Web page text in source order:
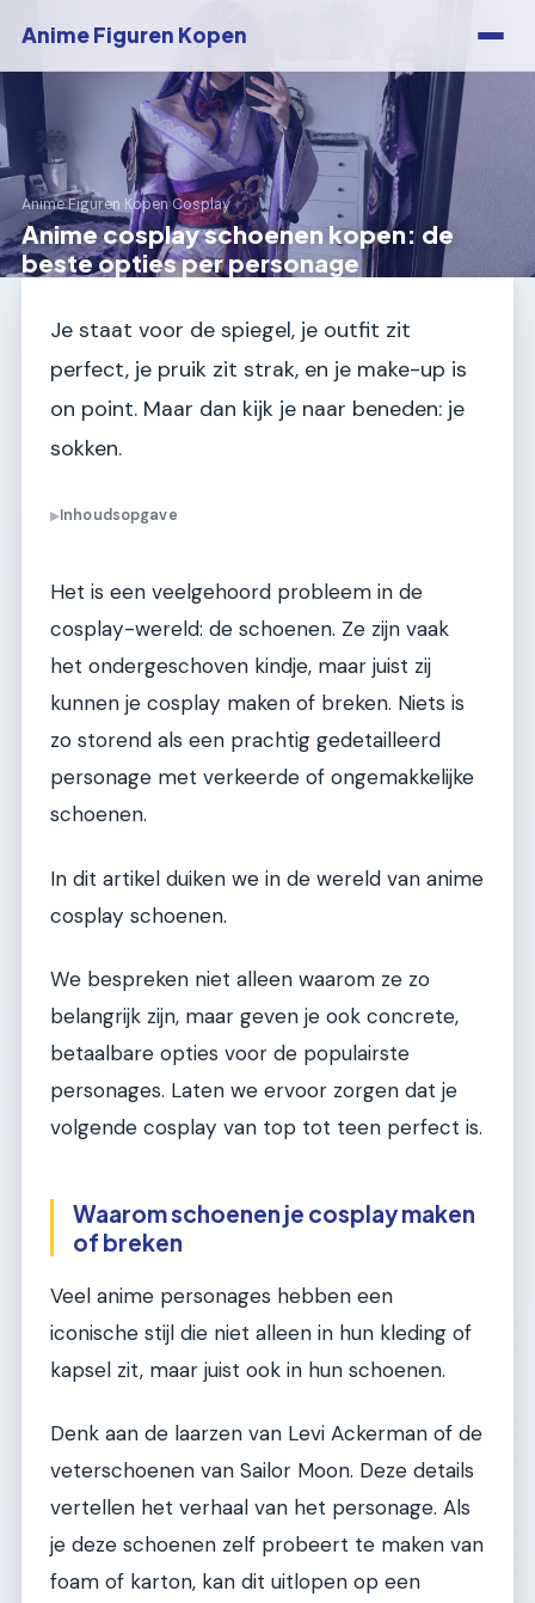
Anime Figuren Kopen
Anime Figuren Kopen›Cosplay
Anime cosplay schoenen kopen: de
beste opties per personage
Je staat voor de spiegel, je outfit zit
perfect, je pruik zit strak, en je make-up is
on point. Maar dan kijk je naar beneden: je
sokken.
▶Inhoudsopgave
Het is een veelgehoord probleem in de
cosplay-wereld: de schoenen. Ze zijn vaak
het ondergeschoven kindje, maar juist zij
kunnen je cosplay maken of breken. Niets is
zo storend als een prachtig gedetailleerd
personage met verkeerde of ongemakkelijke
schoenen.
In dit artikel duiken we in de wereld van anime
cosplay schoenen.
We bespreken niet alleen waarom ze zo
belangrijk zijn, maar geven je ook concrete,
betaalbare opties voor de populairste
personages. Laten we ervoor zorgen dat je
volgende cosplay van top tot teen perfect is.
Waarom schoenen je cosplay maken
of breken
Veel anime personages hebben een
iconische stijl die niet alleen in hun kleding of
kapsel zit, maar juist ook in hun schoenen.
Denk aan de laarzen van Levi Ackerman of de
veterschoenen van Sailor Moon. Deze details
vertellen het verhaal van het personage. Als
je deze schoenen zelf probeert te maken van
foam of karton, kan dit uitlopen op een